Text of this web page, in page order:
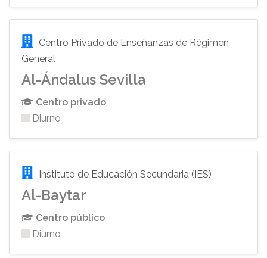
Centro Privado de Enseñanzas de Régimen
General
Al-Ándalus Sevilla
Centro privado
Diurno
Instituto de Educación Secundaria (IES)
Al-Baytar
Centro público
Diurno